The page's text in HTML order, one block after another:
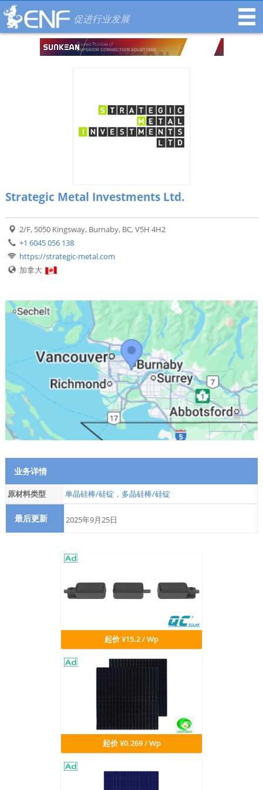
促进行业发展
Strategic Metal Investments Ltd.
2/F, 5050 Kingsway, Burnaby, BC, V5H 4H2
+1 6045 056 138
https://strategic-metal.com
加拿大
业务详情
原材料类型 单晶硅棒/硅锭，多晶硅棒/硅锭
最后更新 2025年9月25日
起价 ¥15.2 / Wp
起价 ¥0.269 / Wp